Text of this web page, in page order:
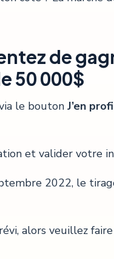
de
50 000$
le bouton J’en
et valider votre
2022, le
alors veuillez